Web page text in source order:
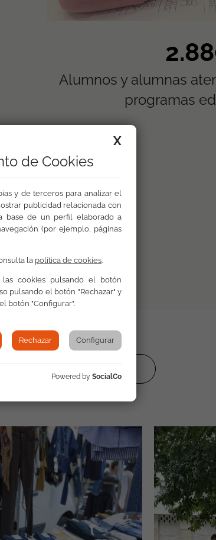
Alumnos y alumnas
programas
X
de Cookies
y de terceros para analizar el
publicidad relacionada con
base de un perfil elaborado a
(por ejemplo, páginas
la política de cookies.
las cookies pulsando el botón
pulsando el botón "Rechazar" y
botón "Configurar".
Rechazar Configurar
Powered by SocialCo